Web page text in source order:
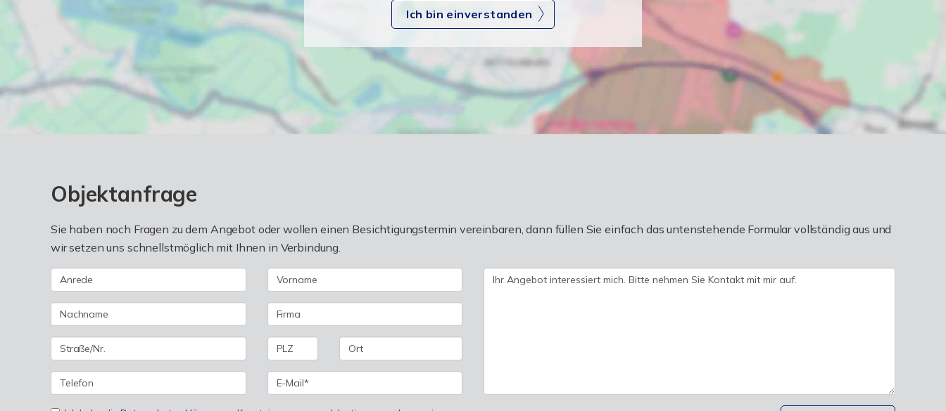
Ich bin einverstanden
Objektanfrage
Sie haben noch Fragen zu dem Angebot oder wollen einen Besichtigungstermin vereinbaren, dann füllen Sie einfach das untenstehende Formular vollständig aus und
wir setzen uns schnellstmöglich mit Ihnen in Verbindung.